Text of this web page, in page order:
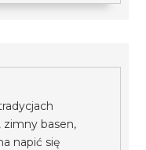
zimny basen,
napić się